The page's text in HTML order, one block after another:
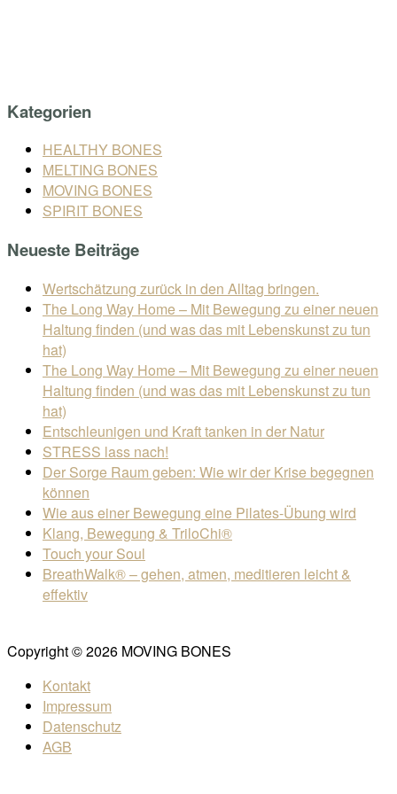
Kategorien
HEALTHY BONES
MELTING BONES
MOVING BONES
SPIRIT BONES
Neueste Beiträge
Wertschätzung zurück in den Alltag bringen.
The Long Way Home – Mit Bewegung zu einer neuen
Haltung finden (und was das mit Lebenskunst zu tun
hat)
The Long Way Home – Mit Bewegung zu einer neuen
Haltung finden (und was das mit Lebenskunst zu tun
hat)
Entschleunigen und Kraft tanken in der Natur
STRESS lass nach!
Der Sorge Raum geben: Wie wir der Krise begegnen
können
Wie aus einer Bewegung eine Pilates-Übung wird
Klang, Bewegung & TriloChi®
Touch your Soul
BreathWalk® – gehen, atmen, meditieren leicht &
effektiv
Copyright © 2026 MOVING BONES
Kontakt
Impressum
Datenschutz
AGB